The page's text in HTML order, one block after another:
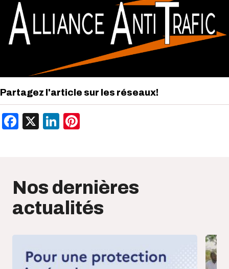
Partagez l'article sur les réseaux!
Facebook
X LinkedIn
Nos dernières
actualités